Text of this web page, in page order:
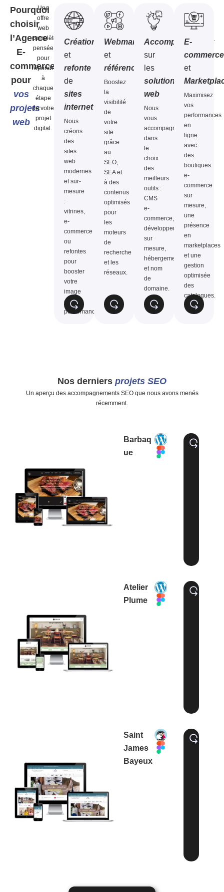
Pourquoi
choisir
l’Agence
E-
commerce
pour
vos
projets
web
Une
offre
web
complète,
pensée
pour
répondre
à
chaque
étape
de votre
projet
digital.
Création
et
refonte
de
sites
internet
Nous
créons
des
sites
web
modernes
et sur-
mesure
:
vitrines,
e-
commerce
ou
refontes
pour
booster
votre
image
et vos
performances.
Webmarketing
et
référencement
Boostez
la
visibilité
de
votre
site
grâce
au
SEO,
SEA et
à des
contenus
optimisés
pour
les
moteurs
de
recherche
et les
réseaux.
Accompagnement
sur
les
solutions
web
Nous
vous
accompagnons
dans
le
choix
des
meilleurs
outils :
CMS
e-
commerce,
développement
sur
mesure,
hébergement
et nom
de
domaine.
E-
commerce
et
Maximisez
vos
performances
en
ligne
avec
des
boutiques
e-
commerce
sur
mesure,
une
présence
en
marketplaces
et une
gestion
optimisée
des
catalogues.
Nos derniers projets SEO
Un aperçu des accompagnements SEO que nous avons menés
récemment.
Barbaq
ue
Atelier
Plume
Saint
James
Bayeux